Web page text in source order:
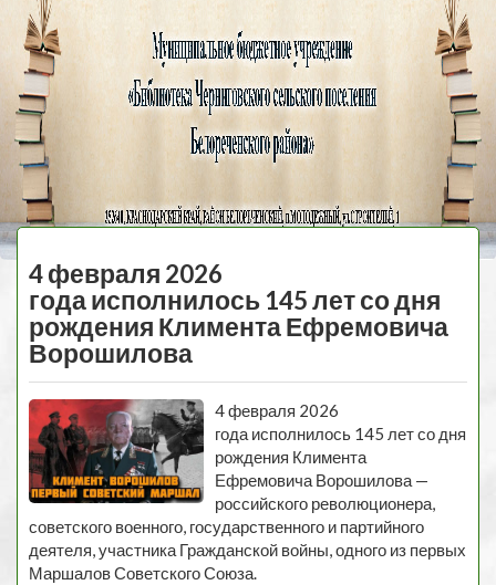
Черниговская
библиотека
МЕНЮ
4 февраля 2026
года исполнилось 145 лет со дня
рождения Климента Ефремовича
Ворошилова
4 февраля 2026
года исполнилось 145 лет со дня
рождения Климента
Ефремовича Ворошилова —
российского революционера,
советского военного, государственного и партийного
деятеля, участника Гражданской войны, одного из первых
Маршалов Советского Союза.